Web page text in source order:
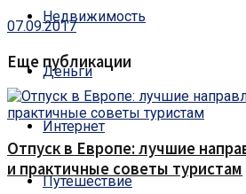
Недвижимость
Деньги
Интернет
Путешествие
07.09.2017
Еще публикации
Отпуск в Европе: лучшие
и практичные советы туристам